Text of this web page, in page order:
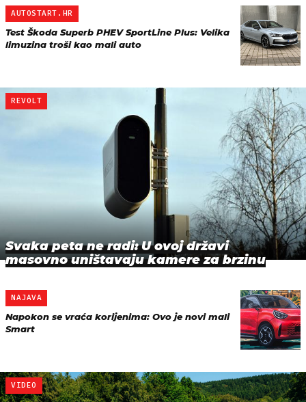
AUTOSTART.HR
Test Škoda Superb PHEV SportLine Plus: Velika
limuzina troši kao mali auto
REVOLT
Svaka peta ne radi: U ovoj državi
masovno uništavaju kamere za brzinu
NAJAVA
Napokon se vraća korijenima: Ovo je novi mali
Smart
VIDEO